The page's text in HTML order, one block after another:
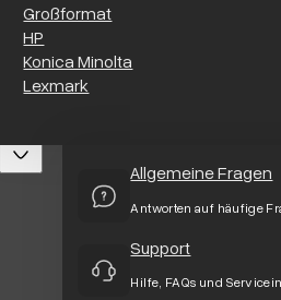
Großformat
HP
Konica Minolta
Lexmark
Allgemeine Fragen
Antworten auf häufige
Support
Hilfe, FAQs und